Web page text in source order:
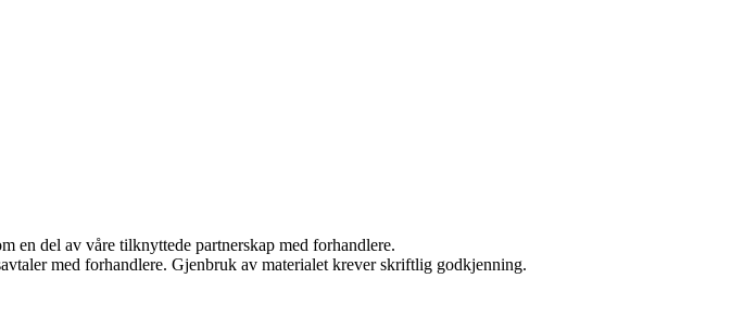
en del av våre tilknyttede partnerskap med forhandlere.
med forhandlere. Gjenbruk av materialet krever skriftlig godkjenning.